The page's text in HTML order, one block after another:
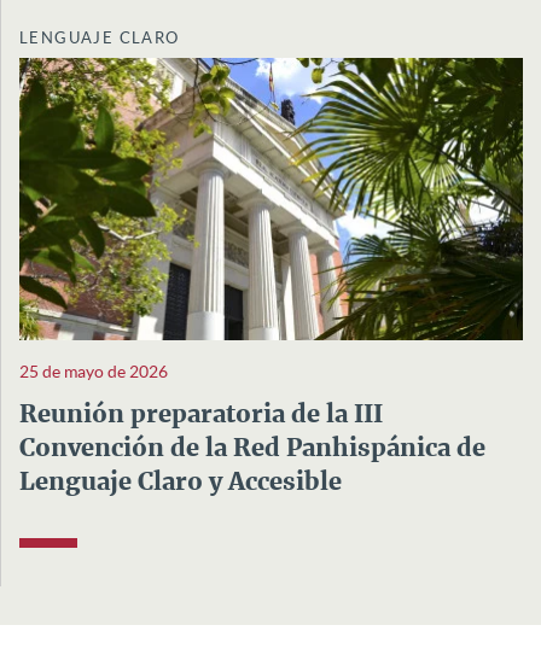
LENGUAJE CLARO
25 de mayo de 2026
Reunión preparatoria de la III
Convención de la Red Panhispánica de
Lenguaje Claro y Accesible